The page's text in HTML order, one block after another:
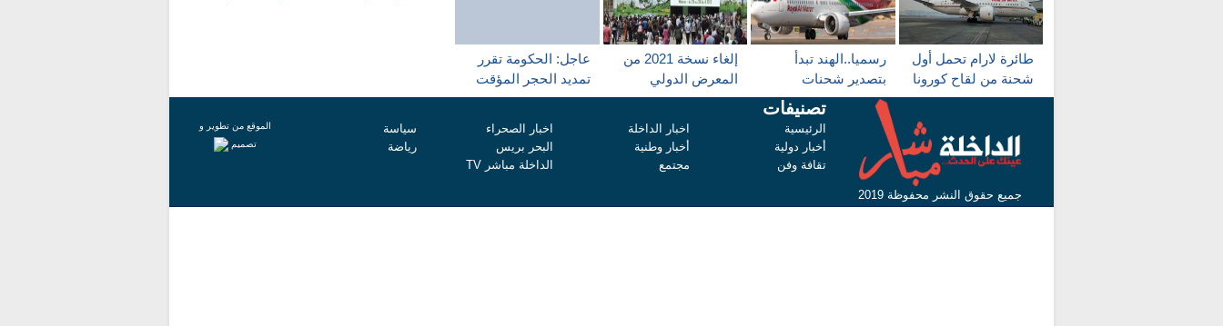
طائرة لارام تحمل أول
شحنة من لقاح كورونا
من الهند إلى مطار
رسميا..الهند تبدأ
بتصدير شحنات
لقاحات كوفيد19 إلى
المغرب الجمعة
إلغاء نسخة 2021 من
المعرض الدولي
للفلاحة بالمغرب
عاجل: الحكومة تقرر
تمديد الحجر المؤقت
أسبوعين إضافيين
جميع حقوق النشر محفوظة 2019
تصنيفات
الرئيسية اخبار الداخلة اخبار الصحراء
سياسة
أخبار دولية
أخبار وطنية البحر بريس
رياضة
تقافة وفن
مجتمع الداخلة مباشر TV
الموقع من تطوير و
تصميم